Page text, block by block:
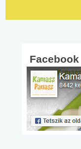
Facebook